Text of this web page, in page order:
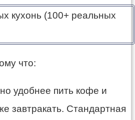
что:
удобнее пить кофе и
завтракать. Стандартная